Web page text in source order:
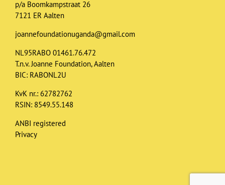
p/a Boomkampstraat 26
7121 ER Aalten
joannefoundationuganda@gmail.com
NL95RABO 01461.76.472
T.n.v. Joanne Foundation, Aalten
BIC: RABONL2U
KvK nr.: 62782762
RSIN: 8549.55.148
ANBI registered
Privacy